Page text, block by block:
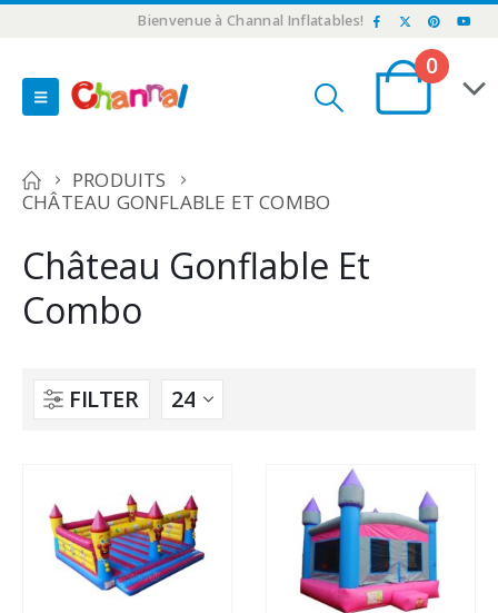
Bienvenue à Channal Inflatables!
0
PRODUITS
CHÂTEAU GONFLABLE ET COMBO
Château Gonflable Et
Combo
FILTER